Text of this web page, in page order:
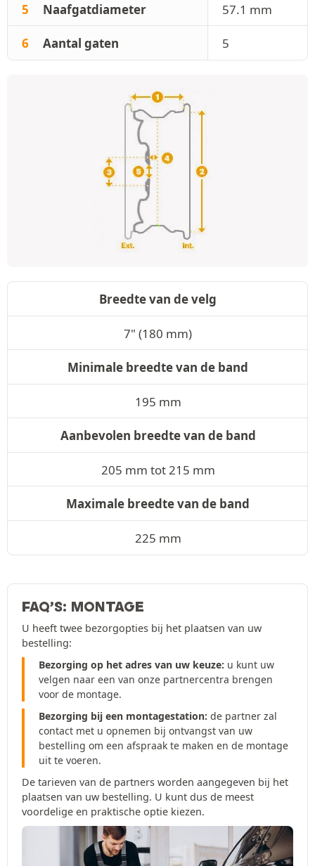
5 Naafgatdiameter 57.1 mm
6 Aantal gaten 5
Breedte van de velg
7" (180 mm)
Minimale breedte van de band
195 mm
Aanbevolen breedte van de band
205 mm tot 215 mm
Maximale breedte van de band
225 mm
FAQ’S: MONTAGE
U heeft twee bezorgopties bij het plaatsen van uw
bestelling:
Bezorging op het adres van uw keuze: u kunt uw
velgen naar een van onze partnercentra brengen
voor de montage.
Bezorging bij een montagestation: de partner zal
contact met u opnemen bij ontvangst van uw
bestelling om een afspraak te maken en de montage
uit te voeren.
De tarieven van de partners worden aangegeven bij het
plaatsen van uw bestelling. U kunt dus de meest
voordelige en praktische optie kiezen.